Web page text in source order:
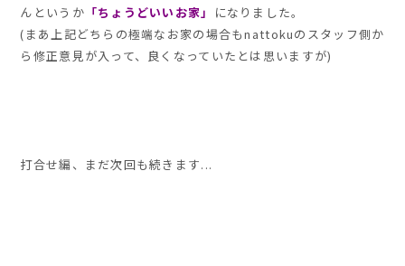
んというか 「ちょうどいいお家」
になりました。
(まあ上記どちらの極端なお家の場合もnattokuのスタッフ側か
ら修正意見が入って、良くなっていたとは思いますが)
打合せ編、まだ次回も続きます...